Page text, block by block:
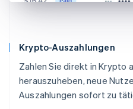
Krypto-Auszahlungen
Zahlen Sie direkt in Krypto
herauszuheben, neue
Auszahlungen sofort zu